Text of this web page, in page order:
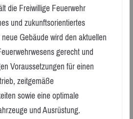
die Freiwillige Feuerwehr
und zukunftsorientiertes
Gebäude wird den aktuellen
gerecht und
Voraussetzungen für einen
zeitgemäße
sowie eine optimale
und Ausrüstung.